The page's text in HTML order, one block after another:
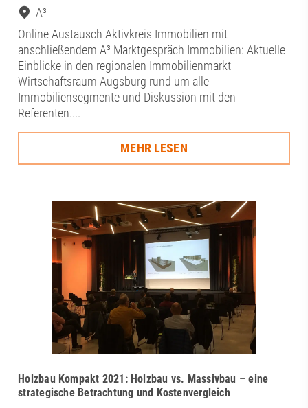
A³
Online Austausch Aktivkreis Immobilien mit
anschließendem A³ Marktgespräch Immobilien: Aktuelle
Einblicke in den regionalen Immobilienmarkt
Wirtschaftsraum Augsburg rund um alle
Immobiliensegmente und Diskussion mit den
Referenten....
MEHR LESEN
Holzbau Kompakt 2021: Holzbau vs. Massivbau – eine
strategische Betrachtung und Kostenvergleich